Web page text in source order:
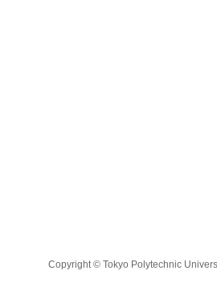
Copyright © Tokyo Polytechnic